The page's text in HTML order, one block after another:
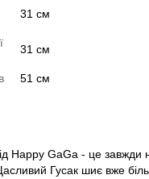
31 см
31 см
51 см
Happy GaGa - це завжди
Гусак шиє вже